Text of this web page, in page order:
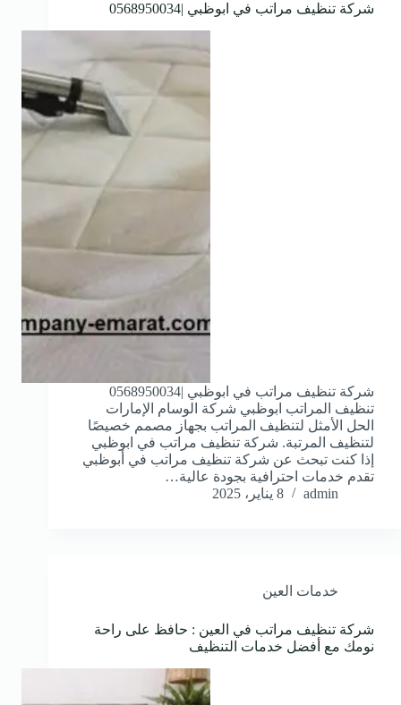
شركة تنظيف مراتب في ابوظبي |0568950034
شركة تنظيف مراتب في ابوظبي |0568950034
تنظيف المراتب ابوظبي شركة الوسام الإمارات
الحل الأمثل لتنظيف المراتب بجهاز مصمم خصيصًا
لتنظيف المرتبة. شركة تنظيف مراتب في ابوظبي
إذا كنت تبحث عن شركة تنظيف مراتب في أبوظبي
تقدم خدمات احترافية بجودة عالية…
admin
8 يناير، 2025
خدمات العين
شركة تنظيف مراتب في العين : حافظ على راحة
نومك مع أفضل خدمات التنظيف